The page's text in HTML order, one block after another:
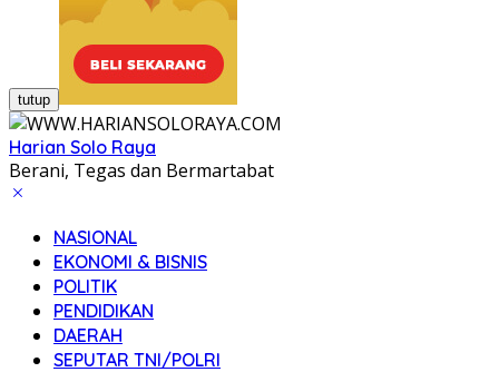
tutup
Harian Solo Raya
Berani, Tegas dan Bermartabat
NASIONAL
EKONOMI & BISNIS
POLITIK
PENDIDIKAN
DAERAH
SEPUTAR TNI/POLRI